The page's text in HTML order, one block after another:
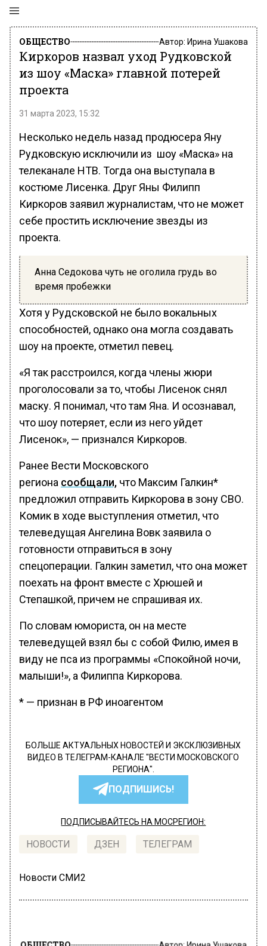
ОБЩЕСТВО Автор: Ирина Ушакова
Киркоров назвал уход Рудковской
из шоу «Маска» главной потерей
проекта
31 марта 2023, 15:32
Несколько недель назад продюсера Яну
Рудковскую исключили из шоу «Маска» на
телеканале НТВ. Тогда она выступала в
костюме Лисенка. Друг Яны Филипп
Киркоров заявил журналистам, что не может
себе простить исключение звезды из
проекта.
Анна Седокова чуть не оголила грудь во
время пробежки
Хотя у Рудсковской не было вокальных
способностей, однако она могла создавать
шоу на проекте, отметил певец.
«Я так расстроился, когда члены жюри
проголосовали за то, чтобы Лисенок снял
маску. Я понимал, что там Яна. И осознавал,
что шоу потеряет, если из него уйдет
Лисенок», — признался Киркоров.
Ранее Вести Московского
региона сообщали, что Максим Галкин*
предложил отправить Киркорова в зону СВО.
Комик в ходе выступления отметил, что
телеведущая Ангелина Вовк заявила о
готовности отправиться в зону
спецоперации. Галкин заметил, что она может
поехать на фронт вместе с Хрюшей и
Степашкой, причем не спрашивая их.
По словам юмориста, он на месте
телеведущей взял бы с собой Филю, имея в
виду не пса из программы «Спокойной ночи,
малыши!», а Филиппа Киркорова.
* — признан в РФ иноагентом
БОЛЬШЕ АКТУАЛЬНЫХ НОВОСТЕЙ И ЭКСКЛЮЗИВНЫХ
ВИДЕО В ТЕЛЕГРАМ-КАНАЛЕ "ВЕСТИ МОСКОВСКОГО
РЕГИОНА".
ПОДПИШИСЬ!
ПОДПИСЫВАЙТЕСЬ НА МОСРЕГИОН:
НОВОСТИ ДЗЕН ТЕЛЕГРАМ
Новости СМИ2
ОБЩЕСТВО Автор:Ирина Ушакова